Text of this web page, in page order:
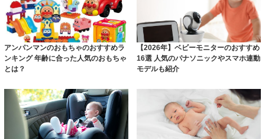
アンパンマンのおもちゃのおすすめラ
ンキング 年齢に合った人気のおもちゃ
とは？
【2026年】ベビーモニターのおすすめ
16選 人気のパナソニックやスマホ連動
モデルも紹介